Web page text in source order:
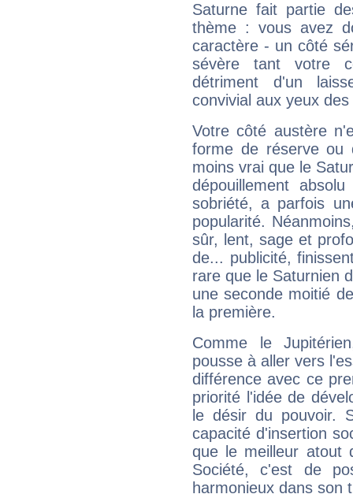
Saturne fait partie
thème : vous avez
caractère - un côté
sévère tant votre
détriment d'un
convivial aux yeux
Votre côté austère
forme de réserve
moins vrai que le
dépouillement
sobriété, a parfois
popularité.
sûr, lent, sage et
de... publicité,
rare que le Saturnien
une seconde moitié
la première.
Comme le
pousse à aller vers
différence avec ce
priorité l'idée de
le désir du pouvoir.
capacité d'insertion
que le meilleur atout
Société, c'est de
harmonieux dans son